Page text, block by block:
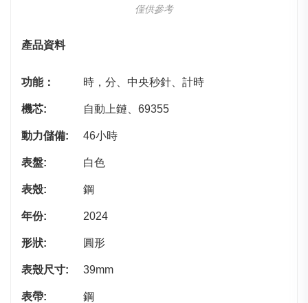
僅供參考
產品資料
功能： 時，分、中央秒針、計時
機芯: 自動上鏈、69355
動力儲備: 46小時
表盤: 白色
表殼: 鋼
年份: 2024
形狀: 圓形
表殼尺寸: 39mm
表帶: 鋼